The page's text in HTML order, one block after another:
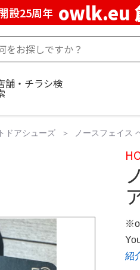
設25周年 owlk.eu
舗・チラシ検
ドアシューズ ノースフェイス
紹